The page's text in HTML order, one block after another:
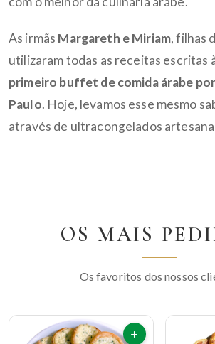
As irmãs Margareth e Miriam, filhas
utilizaram todas as receitas escritas
primeiro buffet de comida árabe
Paulo. Hoje, levamos esse mesmo
através de ultracongelados
OS MAIS
Os favoritos dos nossos